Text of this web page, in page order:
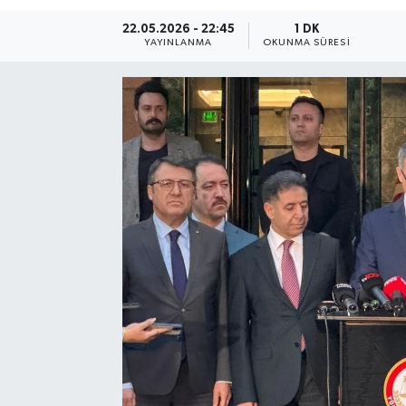
22.05.2026 - 22:45
YAYINLANMA
1 DK
OKUNMA SÜRESI
Resmi Reklam
Röportajlar